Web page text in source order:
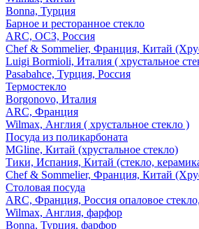
Bonna, Турция
Барное и ресторанное стекло
ARC, ОСЗ, Россия
Chef & Sommelier, Франция, Китай
Luigi Bormioli, Италия ( хрустальное
Pasabahce, Турция, Россия
Термостекло
Borgonovo, Италия
ARC, Франция
Wilmax, Англия ( хрустальное стекло )
Посуда из поликарбоната
MGline, Китай (хрустальное стекло)
Тики, Испания, Китай (стекло,
Chef & Sommelier, Франция, Китай
Столовая посуда
ARC, Франция, Россия опаловое
Wilmax, Англия, фарфор
Bonna, Турция, фарфор